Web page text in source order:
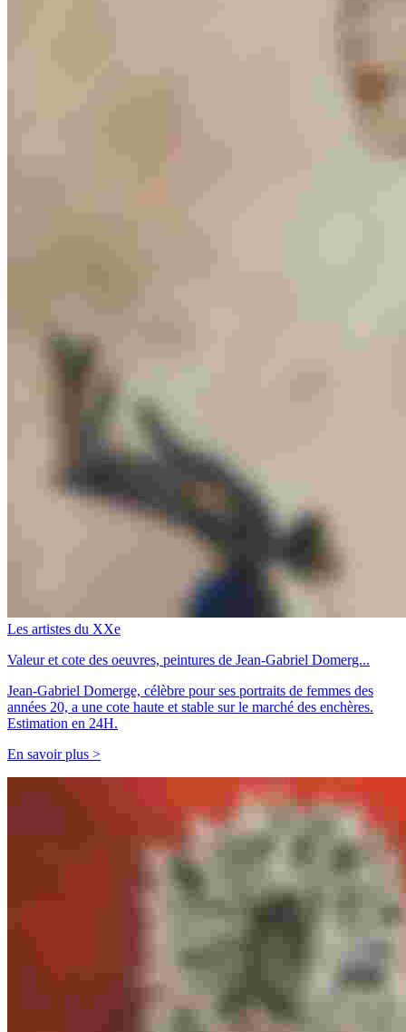
Les artistes du XXe
Valeur et cote des oeuvres, peintures de Jean-Gabriel Domerg...
Jean-Gabriel Domerge, célèbre pour ses portraits de femmes des
années 20, a une cote haute et stable sur le marché des enchères.
Estimation en 24H.
En savoir plus >